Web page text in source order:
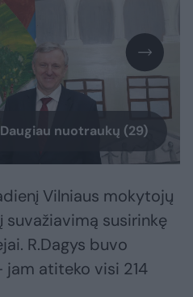
Daugiau nuotraukų (29)
Vilniaus mokytojų
suvažiavimą susirinkę
R.Dagys buvo
atiteko visi 214